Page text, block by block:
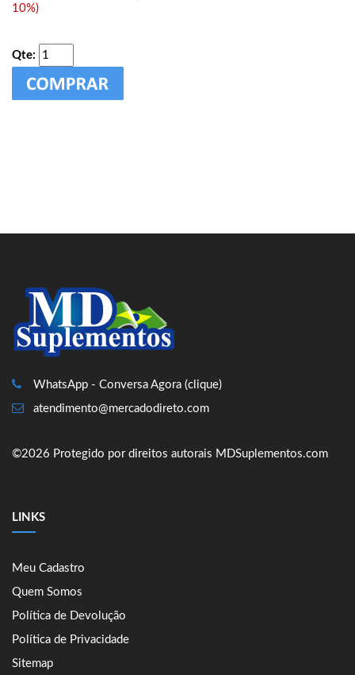
10%)
Qte:
WhatsApp - Conversa Agora (clique)
atendimento@mercadodireto.com
©2026 Protegido por direitos autorais MDSuplementos.com
LINKS
Meu Cadastro
Quem Somos
Política de Devolução
Política de Privacidade
Sitemap